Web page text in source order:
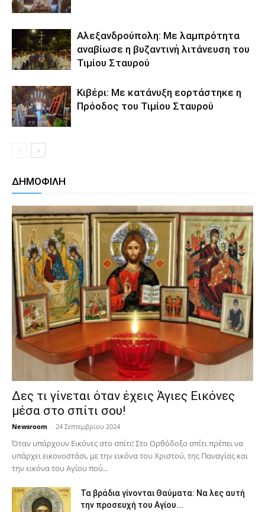
Αλεξανδρούπολη: Με λαμπρότητα
αναβίωσε η βυζαντινή λιτάνευση του
Τιμίου Σταυρού
Κιβέρι: Με κατάνυξη εορτάστηκε η
Πρόοδος του Τιμίου Σταυρού
ΔΗΜΟΦΙΛΗ
Δες τι γίνεται όταν έχεις Άγιες Εικόνες
μέσα στο σπίτι σου!
Newsroom - 24 Σεπτεμβρίου 2024
Όταν υπάρχουν Εικόνες στο σπίτι! Στο Ορθόδοξο σπίτι πρέπει να
υπάρχει εικονοστάσι, με την εικόνα του Χριστού, της Παν­αγίας και
την εικόνα του Αγίου πού...
Τα βράδια γίνονται Θαύματα: Να λες αυτή
την προσευχή του Αγίου...